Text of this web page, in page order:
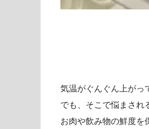
気温がぐんぐん上が
でも、そこで悩まされ
お肉や飲み物の鮮度を